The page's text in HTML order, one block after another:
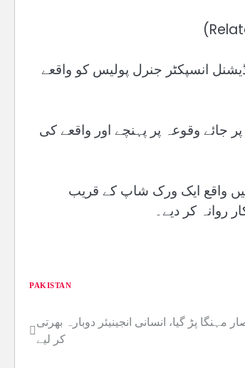
انسپکٹر جنرل پولیس کو واقعے
جائے وقوعہ پر پہنچے اور واقعے کی
واقع ایک ورک شاپ کے قریب
روانہ کر دیے۔
PAKISTAN
Post
navigation
مہنگا پڑ گیا، انسانی انجینیئر دوبارہ بھرتی
کر لیے